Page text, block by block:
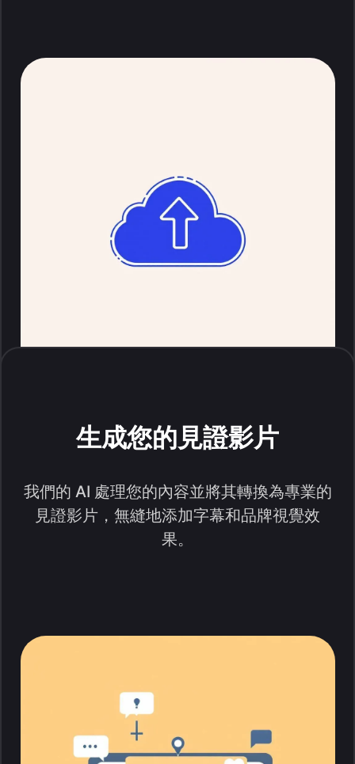
生成您的見證影片
我們的 AI 處理您的內容並將其轉換為專業的
見證影片，無縫地添加字幕和品牌視覺效
果。